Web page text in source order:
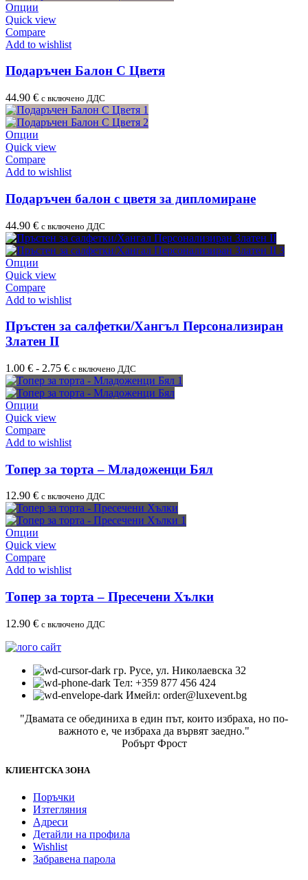
Опции
Quick view
Compare
Add to wishlist
Подаръчен Балон С Цветя
44.90 € с включено ДДС
Опции
Quick view
Compare
Add to wishlist
Подаръчен балон с цветя за дипломиране
44.90 € с включено ДДС
Опции
Quick view
Compare
Add to wishlist
Пръстен за салфетки/Хангъл Персонализиран
Златен II
1.00 € - 2.75 € с включено ДДС
Опции
Quick view
Compare
Add to wishlist
Топер за торта – Младоженци Бял
12.90 € с включено ДДС
Опции
Quick view
Compare
Add to wishlist
Топер за торта – Пресечени Хълки
12.90 € с включено ДДС
гр. Русе, ул. Николаевска 32
Тел: +359 877 456 424
Имейл: order@luxevent.bg
"Двамата се обединиха в един път, които избраха, но по-
важното е, че избраха да вървят заедно."
Робърт Фрост
КЛИЕНТСКА ЗОНА
Поръчки
Изтегляния
Адреси
Детайли на профила
Wishlist
Забравена парола